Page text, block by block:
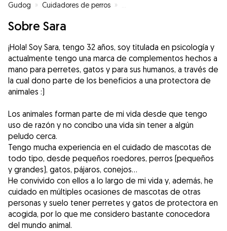
Gudog » Cuidadores de perros »
Sobre Sara
¡Hola! Soy Sara, tengo 32 años, soy titulada en psicología y
actualmente tengo una marca de complementos hechos a
mano para perretes, gatos y para sus humanos, a través de
la cual dono parte de los beneficios a una protectora de
animales :)
Los animales forman parte de mi vida desde que tengo
uso de razón y no concibo una vida sin tener a algún
peludo cerca.
Tengo mucha experiencia en el cuidado de mascotas de
todo tipo, desde pequeños roedores, perros (pequeños
y grandes), gatos, pájaros, conejos...
He convivido con ellos a lo largo de mi vida y, además, he
cuidado en múltiples ocasiones de mascotas de otras
personas y suelo tener perretes y gatos de protectora en
acogida, por lo que me considero bastante conocedora
del mundo animal.